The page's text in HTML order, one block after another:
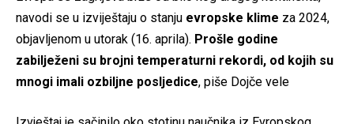
navodi se u izviještaju o stanju evropske klime za 2024,
objavljenom u utorak (16. aprila). Prošle godine
zabilježeni su brojni temperaturni rekordi, od kojih su
mnogi imali ozbiljne posljedice, piše Dojče vele